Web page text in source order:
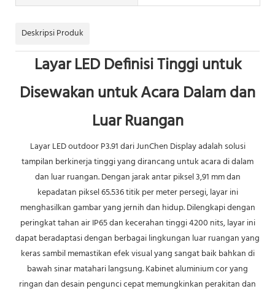
Deskripsi Produk
Layar LED Definisi Tinggi untuk
Disewakan untuk Acara Dalam dan
Luar Ruangan
Layar LED outdoor P3.91 dari JunChen Display adalah solusi
tampilan berkinerja tinggi yang dirancang untuk acara di dalam
dan luar ruangan. Dengan jarak antar piksel 3,91 mm dan
kepadatan piksel 65.536 titik per meter persegi, layar ini
menghasilkan gambar yang jernih dan hidup. Dilengkapi dengan
peringkat tahan air IP65 dan kecerahan tinggi 4200 nits, layar ini
dapat beradaptasi dengan berbagai lingkungan luar ruangan yang
keras sambil memastikan efek visual yang sangat baik bahkan di
bawah sinar matahari langsung. Kabinet aluminium cor yang
ringan dan desain pengunci cepat memungkinkan perakitan dan